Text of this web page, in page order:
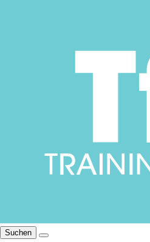
Suchen